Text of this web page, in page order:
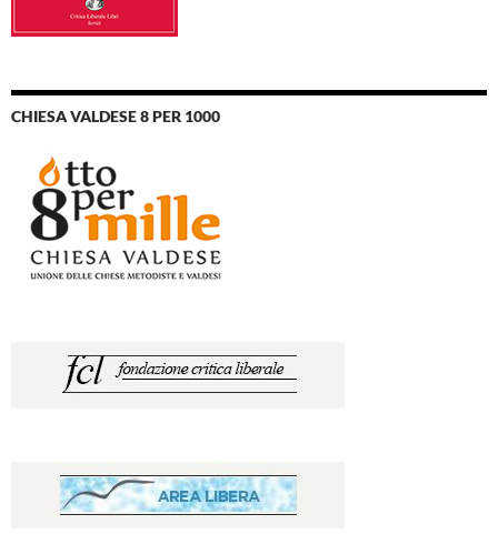
CHIESA VALDESE 8 PER 1000